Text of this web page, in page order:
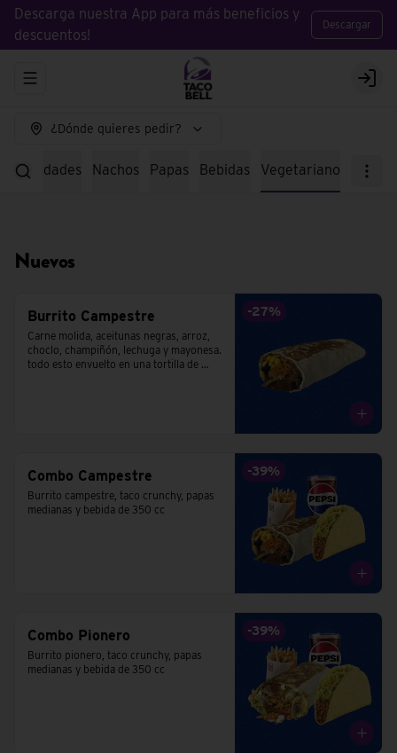
Descarga nuestra App para más beneficios y
descuentos!
Descargar
Abrir menu de navegación Login
¿Dónde quieres pedir?
Nachos Papas Bebidas Vegetariano
Nuevos
-27%
Burrito Campestre
Carne molida, aceitunas negras, arroz,
choclo, champiñón, lechuga y mayonesa.
todo esto envuelto en una tortilla de
-39%
Combo Campestre
Burrito campestre, taco crunchy, papas
medianas y bebida de 350 cc
-39%
Combo Pionero
Burrito pionero, taco crunchy, papas
medianas y bebida de 350 cc